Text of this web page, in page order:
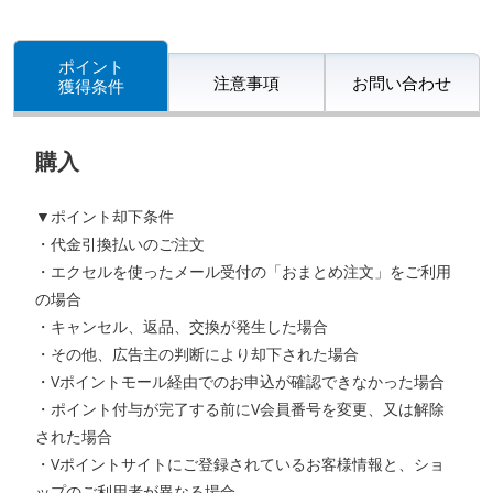
ポイント
獲得条件
注意事項 お問い合わせ
購入
▼ポイント却下条件
・代金引換払いのご注文
・エクセルを使ったメール受付の「おまとめ注文」をご利用
の場合
・キャンセル、返品、交換が発生した場合
・その他、広告主の判断により却下された場合
・Vポイントモール経由でのお申込が確認できなかった場合
・ポイント付与が完了する前にV会員番号を変更、又は解除
された場合
・Vポイントサイトにご登録されているお客様情報と、ショ